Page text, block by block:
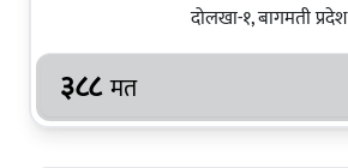
दोलखा-१, बागमती प्रदेश
३८८ मत